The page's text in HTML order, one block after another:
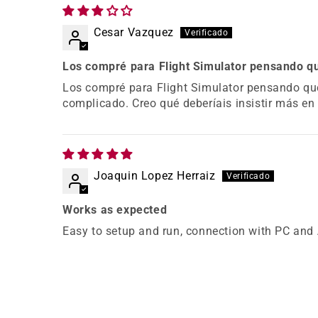
Cesar Vazquez
Los compré para Flight Simulator pensando
Los compré para Flight Simulator pensando
complicado. Creo qué deberíais insistir más
Joaquin Lopez Herraiz
Works as expected
Easy to setup and run, connection with PC